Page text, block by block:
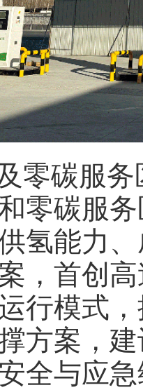
零碳服
零碳服
氢能力
，首创
行模式
方案，
全与应